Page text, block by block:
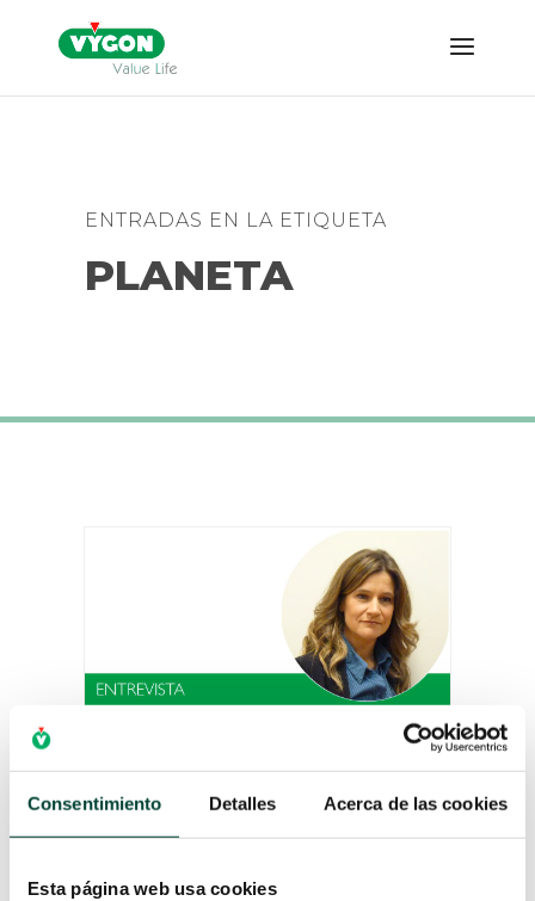
Consentimiento Detalles Acerca de las cookies
Esta página web usa cookies
ENTRADAS EN LA ETIQUETA
PLANETA
PARA EL PLANETA
materna para un planeta más sano”